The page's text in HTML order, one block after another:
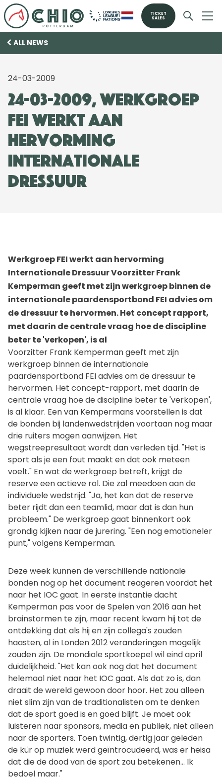
TICKET
SALES
ALL NEWS
24-03-2009
24-03-2009, Werkgroep
FEI werkt aan
hervorming
Internationale
Dressuur
Werkgroep FEI werkt aan hervorming
Internationale Dressuur Voorzitter Frank
Kemperman geeft met zijn werkgroep binnen de
internationale paardensportbond FEI advies om
de dressuur te hervormen. Het concept rapport,
met daarin de centrale vraag hoe de discipline
beter te 'verkopen', is al
Voorzitter Frank Kemperman geeft met zijn
werkgroep binnen de internationale
paardensportbond FEI advies om de dressuur te
hervormen. Het concept-rapport, met daarin de
centrale vraag hoe de discipline beter te 'verkopen',
is al klaar. Een van Kempermans voorstellen is dat
de bonden bij landenwedstrijden voortaan nog maar
drie ruiters mogen aanwijzen. Het
wegstreepresultaat wordt dan verleden tijd. "Het is
sport als je een fout maakt en dat ook meteen
voelt." En wat de werkgroep betreft, krijgt de
reserve een actieve rol. Die zal meedoen aan de
individuele wedstrijd. "Ja, het kan dat de reserve
beter rijdt dan een teamlid, maar dat is dan hun
probleem." De werkgroep gaat binnenkort ook
grondig kijken naar de jurering. "Een nog emotioneler
punt," volgens Kemperman.
Deze week kunnen de verschillende nationale
bonden nog op het document reageren voordat het
naar het IOC gaat. In eerste instantie dacht
Kemperman pas voor de Spelen van 2016 aan het
brainstormen te zijn, maar recent kwam hij tot de
ontdekking dat als hij en zijn collega's zouden
haasten, al in Londen 2012 veranderingen mogelijk
zouden zijn. De mondiale sportkoepel wil eind april
duidelijkheid. "Het kan ook nog dat het document
helemaal niet naar het IOC gaat. Als dat zo is, dan
draait de wereld gewoon door hoor. Het zou alleen
niet slim zijn van de traditionalisten om te denken
dat de sport goed is en goed blijft. Je moet ook
luisteren naar sponsors, media en publiek, niet alleen
naar de sporters. Toen twintig, dertig jaar geleden
de kür op muziek werd geïntrocudeerd, was er heisa
dat die de dood van de sport zou betekenen... Ik
bedoel maar."